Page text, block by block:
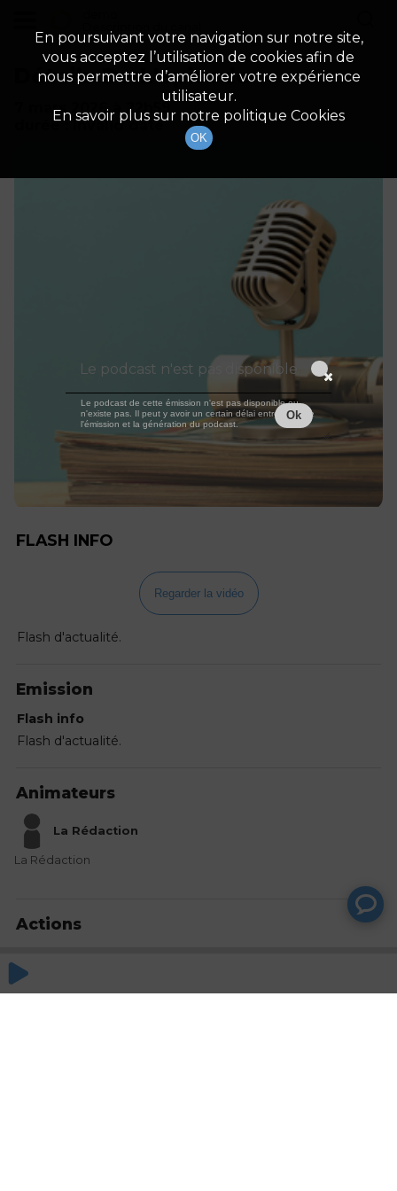
Détails De L'épisode
7 mars 2026 à 22h59
durée : Invalid date
FLASH INFO
Regarder la vidéo
Flash d'actualité.
Emission
Flash info
Flash d'actualité.
Animateurs
La Rédaction
La Rédaction
Actions
En poursuivant votre navigation sur notre site,
vous acceptez l’utilisation de cookies afin de
nous permettre d’améliorer votre expérience
utilisateur.
En savoir plus sur notre politique Cookies
OK
Le podcast n'est pas disponible
Le podcast de cette émission n'est pas disponible ou
n'existe pas. Il peut y avoir un certain délai entre la fin de
l'émission et la génération du podcast.
Ok